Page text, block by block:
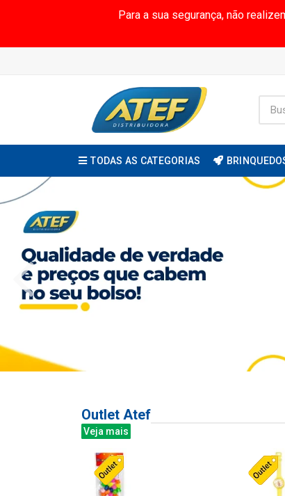
Para a sua segurança, não
TODAS AS CATEGORIAS
Outlet Atef
Veja mais